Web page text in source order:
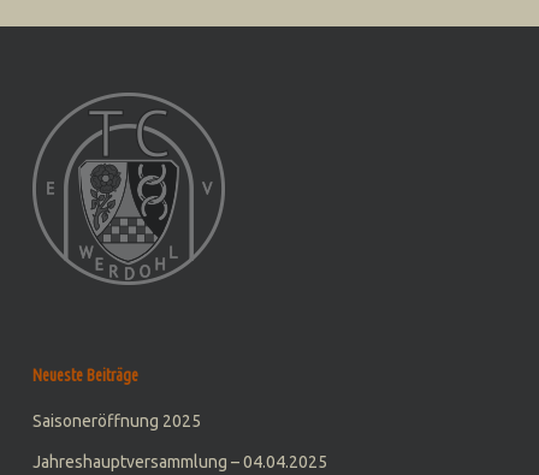
Neueste Beiträge
Saisoneröffnung 2025
Jahreshauptversammlung – 04.04.2025